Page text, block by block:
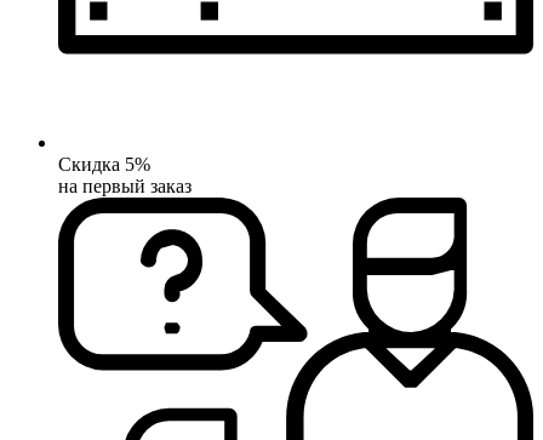
Скидка 5%
на первый заказ